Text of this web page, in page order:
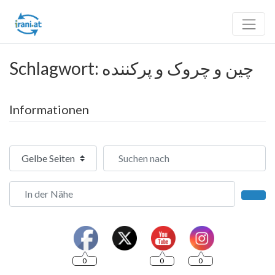
Schlagwort: چین و چروک و پرکننده
Informationen
Suchtyp auswählen Suchen nach
In der Nähe
0 0 0